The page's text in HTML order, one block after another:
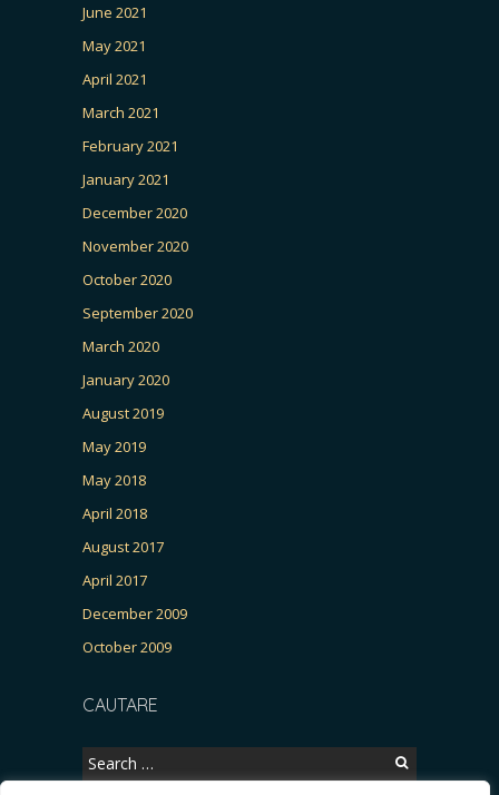
June 2021
May 2021
April 2021
March 2021
February 2021
January 2021
December 2020
November 2020
October 2020
September 2020
March 2020
January 2020
August 2019
May 2019
May 2018
April 2018
August 2017
April 2017
December 2009
October 2009
CAUTARE
Search
for: